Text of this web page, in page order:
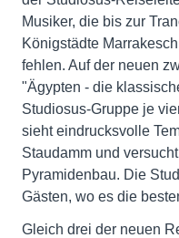
Musiker, die bis zur
Königstädte
fehlen. Auf der neuen
"Ägypten - die
Studiosus-Gruppe je
sieht eindrucksvolle
Staudamm und
Pyramidenbau. Die
Gästen, wo es die
Gleich drei der neuen